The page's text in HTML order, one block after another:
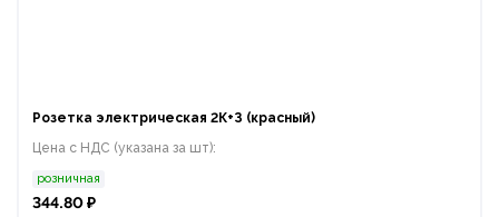
Розетка электрическая 2К+З (красный)
Цена с НДС (указана за шт):
розничная
344.80 ₽